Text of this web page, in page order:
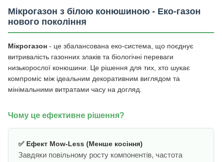
Мікрогазон з білою конюшиною - Еко-газон
нового покоління
Мікрогазон - це збалансована еко-система, що поєднує
витривалість газонних злаків та біологічні переваги
низькорослої конюшини. Це рішення для тих, хто шукає
компроміс між ідеальним декоративним виглядом та
мінімальними витратами часу на догляд.
Чому це ефективне рішення?
✅ Ефект Mow-Less (Менше косіння)
Завдяки повільному росту компонентів, частота